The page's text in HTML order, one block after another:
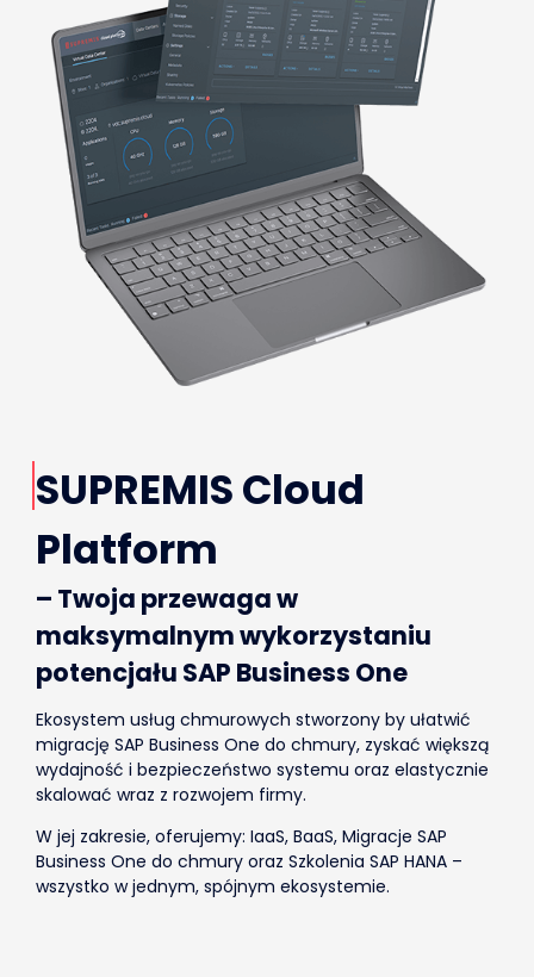
SUPREMIS Cloud
Platform
– Twoja przewaga w
maksymalnym wykorzystaniu
potencjału SAP Business One
Ekosystem usług chmurowych stworzony by ułatwić
migrację SAP Business One do chmury, zyskać większą
wydajność i bezpieczeństwo systemu oraz elastycznie
skalować wraz z rozwojem firmy.
W jej zakresie, oferujemy: IaaS, BaaS, Migracje SAP
Business One do chmury oraz Szkolenia SAP HANA –
wszystko w jednym, spójnym ekosystemie.